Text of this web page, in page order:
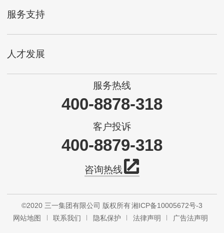
服务支持
人才发展
服务热线
400-8878-318
客户投诉
400-8879-318
咨询热线
©2020 三一集团有限公司 版权所有湘ICP备10005672号-3
网站地图
联系我们 隐私保护 法律声明 广告法声明